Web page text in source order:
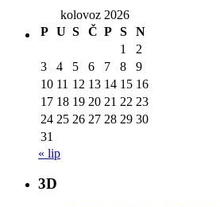
kolovoz 2026
P U S Č P S
N
1
2
3
4 5 6 7 8
9
10 11 12 13 14 15 16
17 18 19 20 21 22 23
24 25 26 27 28 29 30
31
« lip
3D